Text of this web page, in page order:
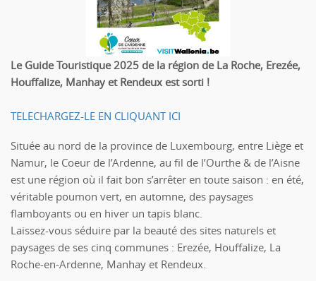
Le Guide Touristique 2025 de la région de La Roche, Erezée,
Houffalize, Manhay et Rendeux est sorti !
TELECHARGEZ-LE EN CLIQUANT ICI
Située au nord de la province de Luxembourg, entre Liège et
Namur, le Coeur de l’Ardenne, au fil de l’Ourthe & de l’Aisne
est une région où il fait bon s’arrêter en toute saison : en été,
véritable poumon vert, en automne, des paysages
flamboyants ou en hiver un tapis blanc.
Laissez-vous séduire par la beauté des sites naturels et
paysages de ses cinq communes : Erezée, Houffalize, La
Roche-en-Ardenne, Manhay et Rendeux.